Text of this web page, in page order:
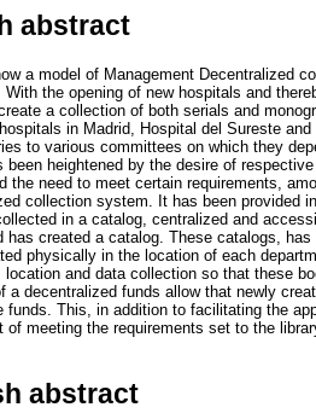
abstract
a model of Management Decentralized
With the opening of new hospitals and
a collection of both serials and
in Madrid, Hospital del Sureste
to various committees on which they
been heightened by the desire of
the need to meet certain requirements,
collection system. It has been provided
in a catalog, centralized and
has created a catalog. These catalogs,
physically in the location of each
location and data collection so that these
a decentralized funds allow that newly
funds. This, in addition to facilitating the
of meeting the requirements set to the
abstract